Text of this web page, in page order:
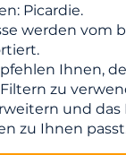
Picardie.
werden vom
Ihnen,
zu
und
zu Ihnen